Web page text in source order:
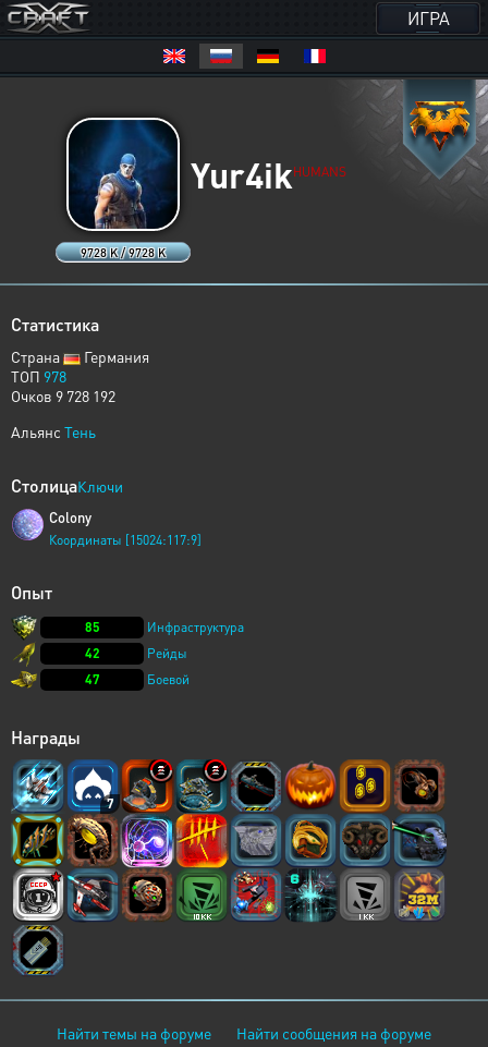
ИГРА
9728 K / 9728 K
Yur4ikHUMANS
Статистика
Страна
Германия
ТОП 978
Очков 9 728 192
Альянс Тень
СтолицаКлючи
Colony
Координаты [15024:117:9]
Опыт
85
Инфраструктура
42
Рейды
47
Боевой
Награды
7
Найти темы на форуме
Найти сообщения на форуме